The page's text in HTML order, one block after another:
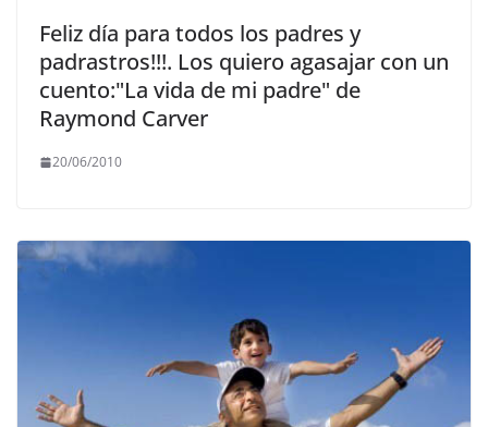
Feliz día para todos los padres y
padrastros!!!. Los quiero agasajar con un
cuento:"La vida de mi padre" de
Raymond Carver
20/06/2010